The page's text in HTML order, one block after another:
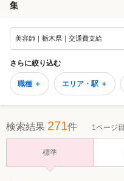
集
美容師｜栃木県｜交通費支給
さらに絞り込む
職種 ＋ エリア・駅 ＋
検索結果 271件 1ページ目
標準